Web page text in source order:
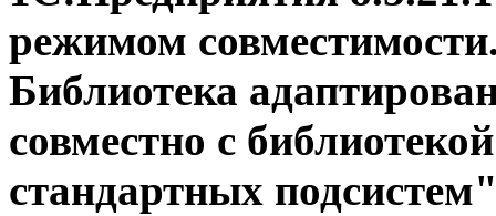
режимом
Библиотека
совместно с
стандартных